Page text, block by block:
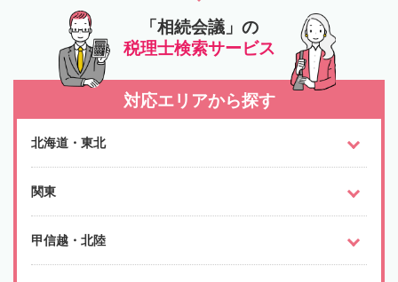
「相続会議」の
税理士検索サービス
対応エリアから探す
北海道・東北
関東
甲信越・北陸